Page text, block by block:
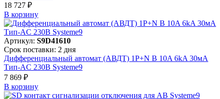
18 727 ₽
В корзинy
Артикул: S9D41610
Срок поставки: 2 дня
Дифференциальный автомат (АВДТ) 1P+N B 10A 6kA 30мА
Тип-AC 230В Systeme9
7 869 ₽
В корзинy